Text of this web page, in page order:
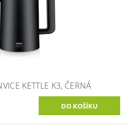
KETTLE K3, ČERNÁ